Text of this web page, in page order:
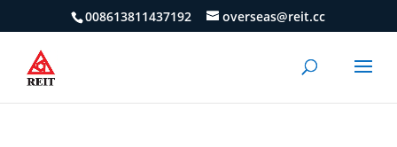
008613811437192 overseas@reit.cc